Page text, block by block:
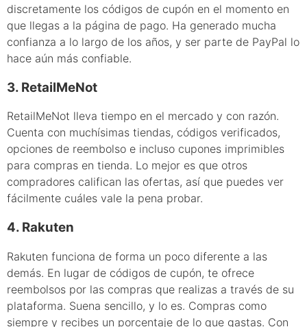
discretamente los códigos de cupón en el momento en
que llegas a la página de pago. Ha generado mucha
confianza a lo largo de los años, y ser parte de PayPal lo
hace aún más confiable.
3. RetailMeNot
RetailMeNot lleva tiempo en el mercado y con razón.
Cuenta con muchísimas tiendas, códigos verificados,
opciones de reembolso e incluso cupones imprimibles
para compras en tienda. Lo mejor es que otros
compradores califican las ofertas, así que puedes ver
fácilmente cuáles vale la pena probar.
4. Rakuten
Rakuten funciona de forma un poco diferente a las
demás. En lugar de códigos de cupón, te ofrece
reembolsos por las compras que realizas a través de su
plataforma. Suena sencillo, y lo es. Compras como
siempre y recibes un porcentaje de lo que gastas. Con